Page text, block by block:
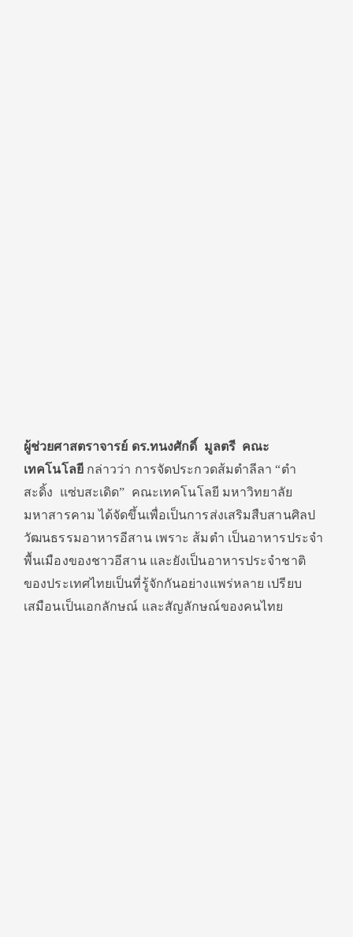
ผู้ช่วยศาสตราจารย์ ดร.ทนงศักดิ์ มูลตรี คณะ
เทคโนโลยีกล่าวว่า การจัดประกวดส้มตำลีลา“ตำ
สะดิ้ง แซ่บสะเดิด” คณะเทคโนโลยี มหาวิทยาลัย
มหาสารคาม ได้จัดขึ้นเพื่อเป็นการส่งเสริมสืบสานศิลป
วัฒนธรรมอาหารอีสาน เพราะ ส้มตำ เป็นอาหารประจำ
พื้นเมืองของชาวอีสาน และยังเป็นอาหารประจำชาติ
ของประเทศไทยเป็นที่รู้จักกันอย่างแพร่หลาย เปรียบ
เสมือนเป็นเอกลักษณ์ และสัญลักษณ์ของคนไทย